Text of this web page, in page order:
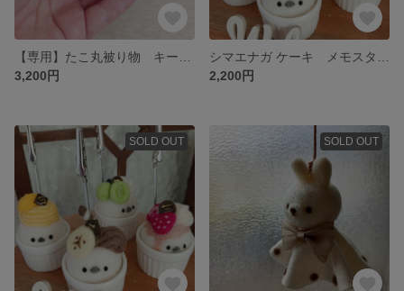
3,200円
2,200円
SOLD OUT SOLD OUT